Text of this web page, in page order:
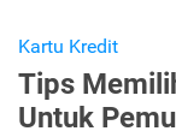
Kartu Kredit
Tips
Untuk